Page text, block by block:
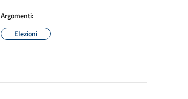
Argomenti:
Elezioni